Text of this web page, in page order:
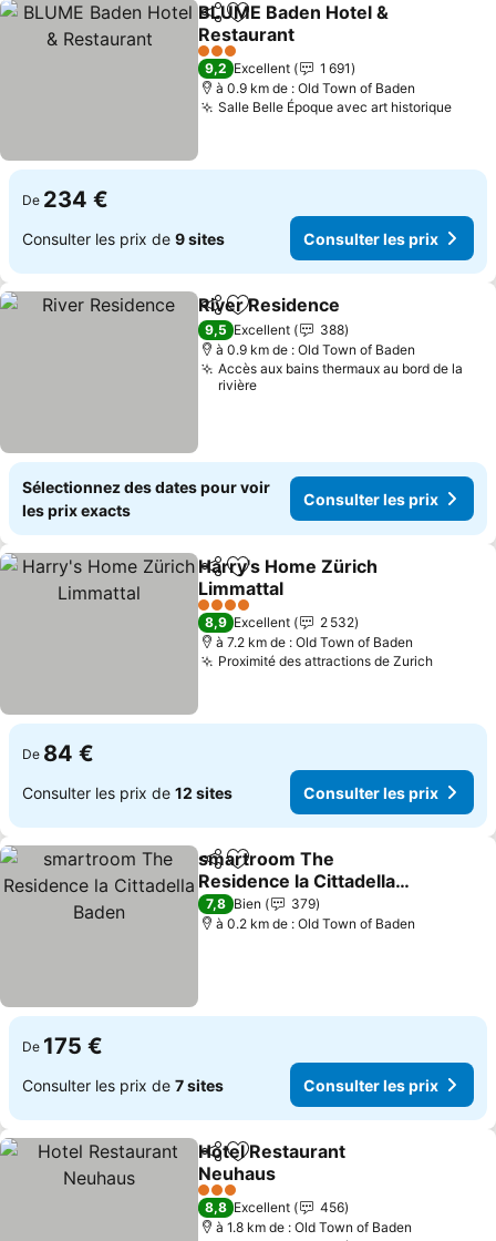
PartagerAjouter à mes favoris
BLUME Baden Hotel &
Restaurant
Consulter les prix
3 Étoiles
9,2 Excellent
1 691
à 0.9 km de : Old Town of Baden
Salle Belle Époque avec art historique
De 234 €
Consulter les prix de 9 sites Consulter les prix
PartagerAjouter à mes favoris
River Residence
9,5 Excellent
388
à 0.9 km de : Old Town of Baden
Accès aux bains thermaux au bord de la
rivière
Sélectionnez des dates pour voir
les prix exacts
Consulter les prix
PartagerAjouter à mes favoris
Harry's Home Zürich
Limmattal
Consulter les prix
4 Étoiles
8,9 Excellent
2 532
à 7.2 km de : Old Town of Baden
Proximité des attractions de Zurich
De 84 €
Consulter les prix de 12 sites Consulter les prix
PartagerAjouter à mes favoris
smartroom The
Residence la Cittadella
Baden
Consulter les prix
7,8 Bien
379
à 0.2 km de : Old Town of Baden
De 175 €
Consulter les prix de 7 sites Consulter les prix
PartagerAjouter à mes favoris
Hotel Restaurant
Neuhaus
Consulter les prix
3 Étoiles
8,8 Excellent
456
à 1.8 km de : Old Town of Baden